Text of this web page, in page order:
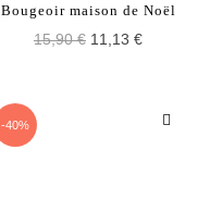
Bougeoir maison de Noël
15,90 € 11,13 €
-40%